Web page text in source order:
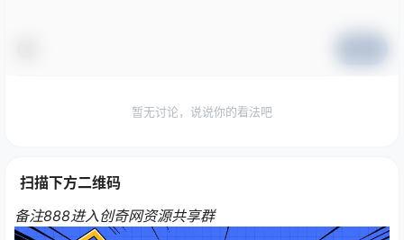
暂无讨论，说说你的看法吧
扫描下方二维码
备注888进入创奇网资源共享群